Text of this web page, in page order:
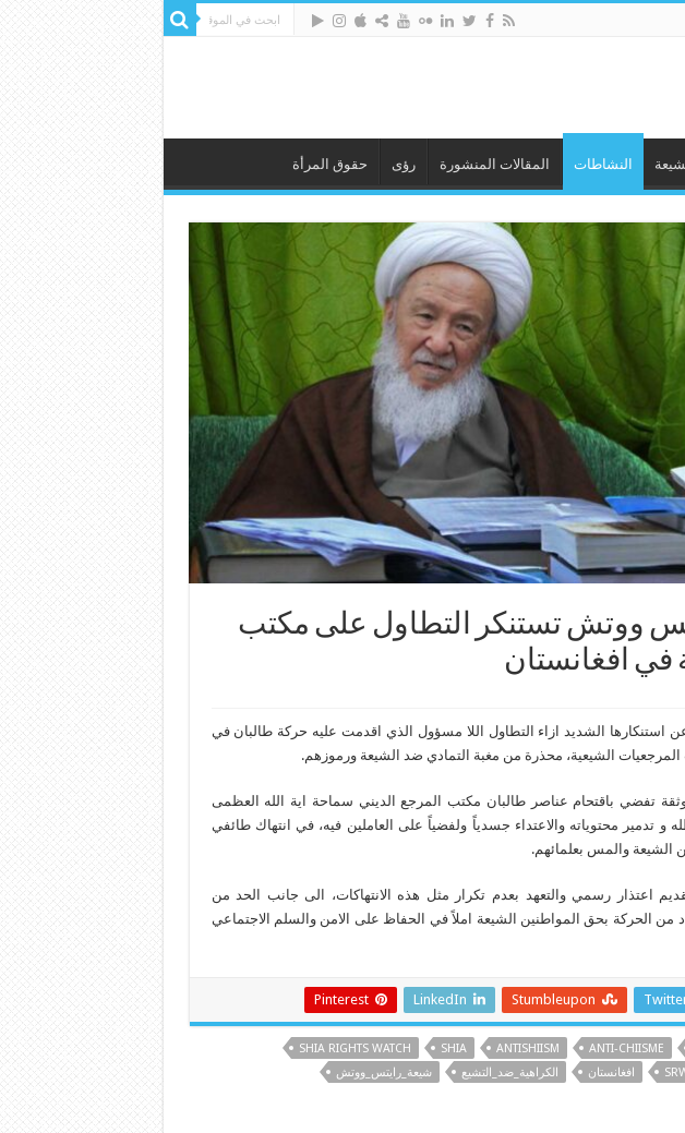
النشاطات المقالات المنشورة رؤى حقوق المرأة
ووتش تستنكر التطاول على مكتب
في افغانستان
الشديد ازاء التطاول اللا مسؤول الذي اقدمت عليه حركة طالبان في
المرجعيات الشيعية، محذرة من مغبة التمادي ضد الشيعة ورموزهم.
تفضي باقتحام عناصر طالبان مكتب المرجع الديني سماحة اية الله العظمى
تدمير محتوياته والاعتداء جسدياً ولفضياً على العاملين فيه، في انتهاك طائفي
والمس بعلمائهم.
اعتذار رسمي والتعهد بعدم تكرار مثل هذه الانتهاكات، الى جانب الحد من
من الحركة بحق المواطنين الشيعة املاً في الحفاظ على الامن والسلم الاجتماعي
Stumbleupon
LinkedIn
Pinterest
ANTI-CHIISME
ANTISHIISM
SHIA
SHIA RIGHTS WATCH
افغانستان الكراهية_ضد_التشيع شيعة_رايتس_ووتش